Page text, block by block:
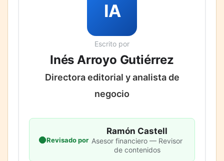
IA
Escrito por
Inés Arroyo Gutiérrez
Directora editorial y analista de
negocio
Revisado por
Ramón Castell
Asesor financiero — Revisor
de contenidos